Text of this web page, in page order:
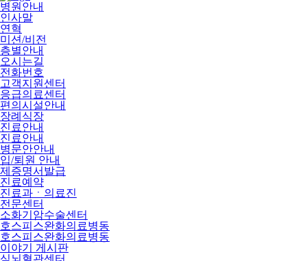
병원안내
인사말
연혁
미션/비전
층별안내
오시는길
전화번호
고객지원센터
응급의료센터
편의시설안내
장례식장
진료안내
진료안내
병문안안내
입/퇴원 안내
제증명서발급
진료예약
진료과ㆍ의료진
전문센터
소화기암수술센터
호스피스완화의료병동
호스피스완화의료병동
이야기 게시판
심뇌혈관센터